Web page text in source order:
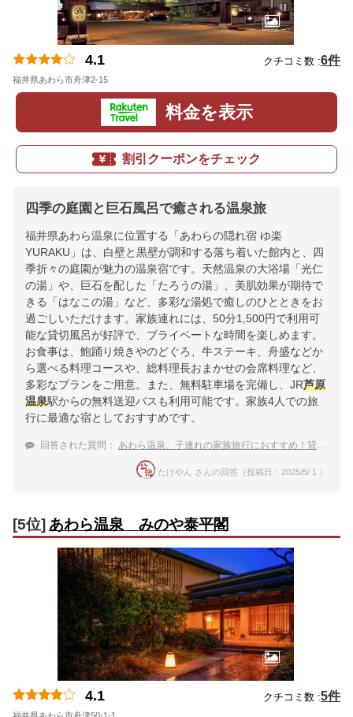
4.1 クチコミ数 :6件
福井県あわら市舟津2-15
料金を表示
割引クーポンをチェック
四季の庭園と巨石風呂で癒される温泉旅
福井県あわら温泉に位置する「あわらの隠れ宿 ゆ楽
YURAKU」は、白壁と黒壁が調和する落ち着いた館内と、四
季折々の庭園が魅力の温泉宿です。天然温泉の大浴場「光仁
の湯」や、巨石を配した「たろうの湯」、美肌効果が期待で
きる「はなこの湯」など、多彩な湯処で癒しのひとときをお
過ごしいただけます。家族連れには、50分1,500円で利用可
能な貸切風呂が好評で、プライベートな時間を楽しめます。
お食事は、鮑踊り焼きやのどぐろ、牛ステーキ、舟盛などか
ら選べる料理コースや、総料理長おまかせの会席料理など、
多彩なプランをご用意。また、無料駐車場を完備し、JR芦原
温泉駅からの無料送迎バスも利用可能です。家族4人での旅
行に最適な宿としておすすめです。
回答された質問： あわら温泉、子連れの家族旅行におすすめ！貸切風呂がある温泉宿ランキング
たけやん さんの回答（投稿日：2025/5/ 1 ）
[5位] あわら温泉 みのや泰平閣
4.1 クチコミ数 :5件